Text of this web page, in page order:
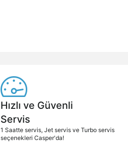
Hızlı ve Güvenli
Servis
1 Saatte servis, Jet servis ve Turbo servis
seçenekleri Casper'da!